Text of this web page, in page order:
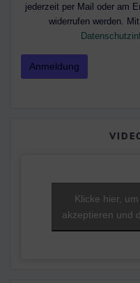
jederzeit per Mail oder am
widerrufen werden.
Klicke hier,
akzeptieren und